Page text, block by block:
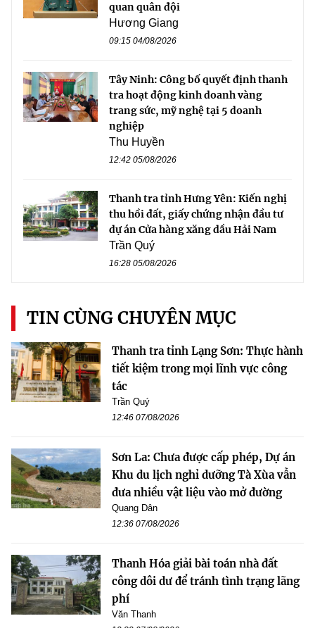
quan quân đội
Hương Giang
09:15 04/08/2026
Tây Ninh: Công bố quyết định thanh
tra hoạt động kinh doanh vàng
trang sức, mỹ nghệ tại 5 doanh
nghiệp
Thu Huyền
12:42 05/08/2026
Thanh tra tỉnh Hưng Yên: Kiến nghị
thu hồi đất, giấy chứng nhận đầu tư
dự án Cửa hàng xăng dầu Hải Nam
Trần Quý
16:28 05/08/2026
TIN CÙNG CHUYÊN MỤC
Thanh tra tỉnh Lạng Sơn: Thực hành
tiết kiệm trong mọi lĩnh vực công
tác
Trần Quý
12:46 07/08/2026
Sơn La: Chưa được cấp phép, Dự án
Khu du lịch nghỉ dưỡng Tà Xùa vẫn
đưa nhiều vật liệu vào mở đường
Quang Dân
12:36 07/08/2026
Thanh Hóa giải bài toán nhà đất
công dôi dư để tránh tình trạng lãng
phí
Văn Thanh